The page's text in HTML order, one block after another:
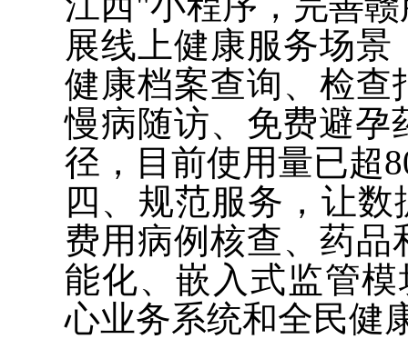
展线上健康服务场
健康档案查询、检查
慢病随访、免费避孕
径，目前使用量已超
四、规范服务，让
费用病例核查、药品
能化、嵌入式监管
心业务系统和全民健